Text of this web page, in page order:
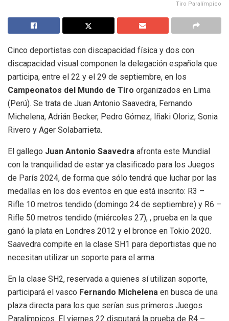
Tiro Paralímpico
Cinco deportistas con discapacidad física y dos con
discapacidad visual componen la delegación española que
participa, entre el 22 y el 29 de septiembre, en los
Campeonatos del Mundo de Tiro organizados en Lima
(Perú). Se trata de Juan Antonio Saavedra, Fernando
Michelena, Adrián Becker, Pedro Gómez, Iñaki Oloriz, Sonia
Rivero y Ager Solabarrieta.
El gallego Juan Antonio Saavedra afronta este Mundial
con la tranquilidad de estar ya clasificado para los Juegos
de París 2024, de forma que sólo tendrá que luchar por las
medallas en los dos eventos en que está inscrito: R3 –
Rifle 10 metros tendido (domingo 24 de septiembre) y R6 –
Rifle 50 metros tendido (miércoles 27), , prueba en la que
ganó la plata en Londres 2012 y el bronce en Tokio 2020.
Saavedra compite en la clase SH1 para deportistas que no
necesitan utilizar un soporte para el arma.
En la clase SH2, reservada a quienes sí utilizan soporte,
participará el vasco Fernando Michelena en busca de una
plaza directa para los que serían sus primeros Juegos
Paralímpicos. El viernes 22 disputará la prueba de R4 –